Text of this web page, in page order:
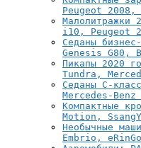
Peugeot
i10, Peugeot
Cеданы
Genesis G80,
Пикапы 2020
Tundra,
Седаны C-
Mercedes-
Компактные
Motion,
Необычные
Embrio, eRinGo